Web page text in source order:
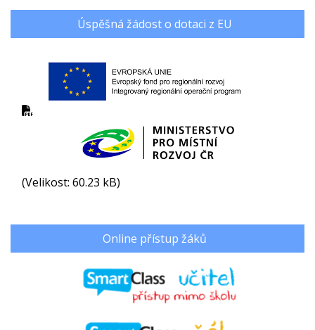
Úspěšná žádost o dotaci z EU
(Velikost: 60.23 kB)
Online přístup žáků